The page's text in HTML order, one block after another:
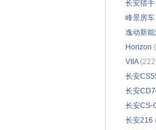
长安猎手
峰景房车
逸动新
Horizon
VIIA
长安
长安
长安CS-
长安216